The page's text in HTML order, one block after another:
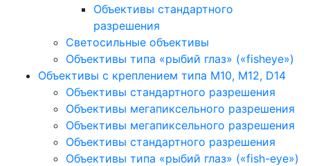
Объективы стандартного
разрешения
Светосильные объективы
Объективы типа «рыбий глаз» («fisheye»)
Объективы с креплением типа M10, M12, D14
Объективы стандартного разрешения
Объективы мегапиксельного разрешения
Объективы мегапиксельного разрешения
Объективы стандартного разрешения
Объективы типа «рыбий глаз» («fish-eye»)